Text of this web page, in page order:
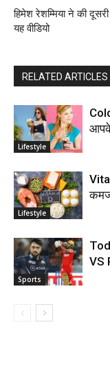
हिमेश रेशम्मिया ने की
यह वीडियो
RELATED ARTICLES
Lifestyle
Lifestyle
Sports
VS